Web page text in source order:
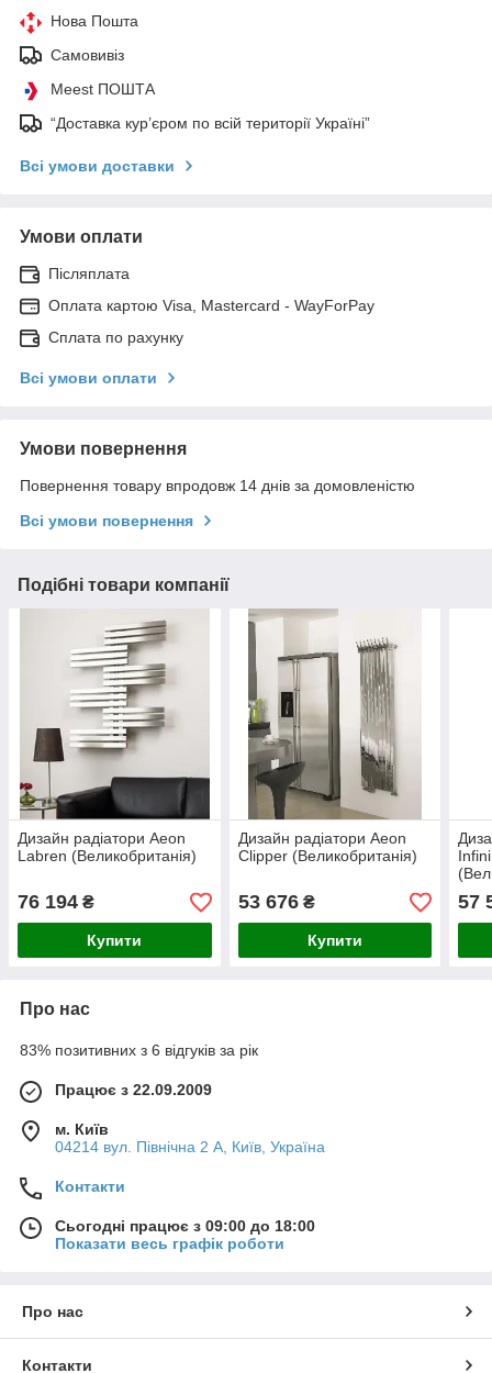
Нова Пошта
Самовивіз
Meest ПОШТА
“Доставка кур’єром по всій території Україні”
Всі умови доставки
Умови оплати
Післяплата
Оплата картою Visa, Mastercard - WayForPay
Сплата по рахунку
Всі умови оплати
Умови повернення
Повернення товару впродовж 14 днів за домовленістю
Всі умови повернення
Подібні товари компанії
Дизайн радіатори Aeon
Labren (Великобританія)
76 194 ₴
Купити
Дизайн радіатори Aeon
Clipper (Великобританія)
53 676₴
Купити
57
Про нас
83% позитивних з 6 відгуків за рік
Працює з 22.09.2009
м. Київ
04214 вул. Північна 2 А, Київ, Україна
Контакти
Сьогодні працює з 09:00 до 18:00
Показати весь графік роботи
Про нас
Контакти